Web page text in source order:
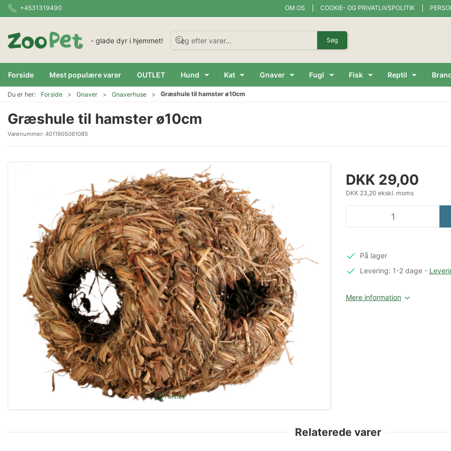
+4531319490 OM OS COOKIE- OG PRIVATLIVSPOLITIK
- glade dyr i hjemmet! Søg
Forside Mest populære varer OUTLET Hund Kat Gnaver Fugl Fisk Reptil
Du er her: Forside Gnaver Gnaverhuse Græshule til hamster ø10cm
Græshule til hamster ø10cm
Varenummer: 4011905061085
Forstør
DKK 29,00
DKK 23,20 ekskl. moms
På lager
Levering: 1-2 dage-
Mere information
Relaterede varer